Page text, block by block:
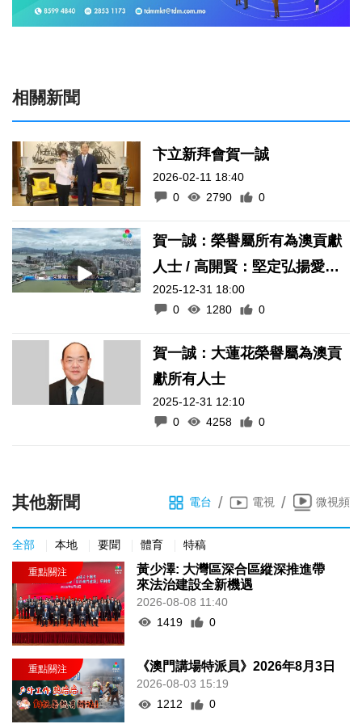
相關新聞
卞立新拜會賀一誠
2026-02-11 18:40
0
2790 0
賀一誠：榮譽屬所有為澳貢獻
人士 / 高開賢：堅定弘揚愛國
愛澳核心價值
2025-12-31 18:00
0
1280 0
賀一誠：大蓮花榮譽屬為澳貢
獻所有人士
2025-12-31 12:10
0
4258 0
其他新聞 電台 / 電視 / 微視頻
全部 本地 要聞 體育 特稿
黃少澤: 大灣區深合區縱深推進帶
來法治建設全新機遇
2026-08-08 11:40
1419
0
《澳門講場特派員》2026年8月3日
2026-08-03 15:19
1212
0